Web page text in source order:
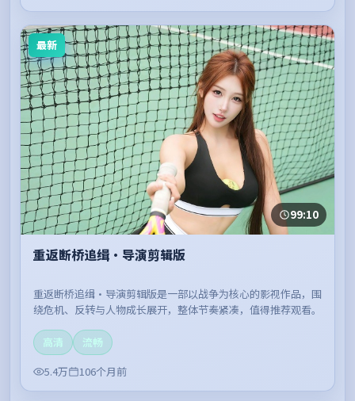
最新
99:10
重返断桥追缉·导演剪辑版
重返断桥追缉·导演剪辑版是一部以战争为核心的影视作品，围
绕危机、反转与人物成长展开，整体节奏紧凑，值得推荐观看。
高清
流畅
5.4万
106个月前